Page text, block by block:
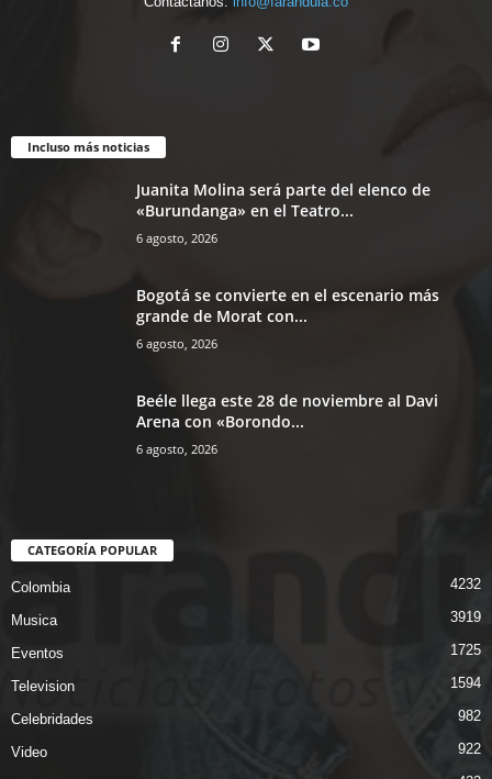
Incluso más noticias
Juanita Molina será parte del elenco de
«Burundanga» en el Teatro...
6 agosto, 2026
Bogotá se convierte en el escenario más
grande de Morat con...
6 agosto, 2026
Beéle llega este 28 de noviembre al Davi
Arena con «Borondo...
6 agosto, 2026
CATEGORÍA POPULAR
Colombia 4232
Musica 3919
Eventos 1725
Television 1594
Celebridades 982
Video 922